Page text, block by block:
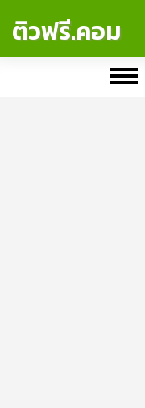
ติวฟรี.คอม